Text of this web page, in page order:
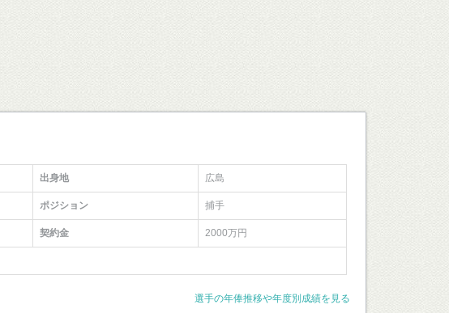
出身地 広島
ポジション 捕手
契約金 2000万円
選手の年俸推移や年度別成績を見る